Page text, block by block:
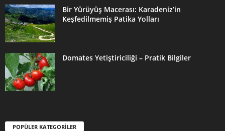
Bir Yürüyüş Macerası: Karadeniz’in
Keşfedilmemiş Patika Yolları
Domates Yetiştiriciliği – Pratik Bilgiler
POPÜLER KATEGORİLER